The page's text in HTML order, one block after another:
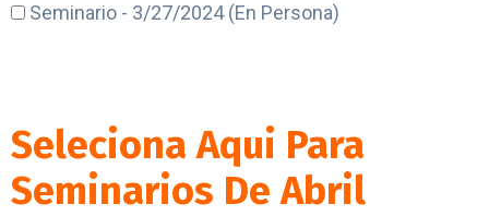
Seminario - 3/27/2024 (En Persona)
Seleciona Aqui Para
Seminarios De Abril